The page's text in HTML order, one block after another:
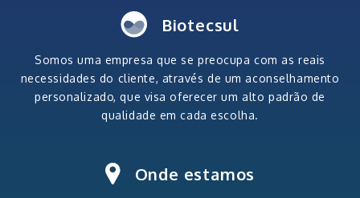
Biotecsul
Somos uma empresa que se preocupa com as reais
necessidades do cliente, através de um aconselhamento
personalizado, que visa oferecer um alto padrão de
qualidade em cada escolha.
Onde estamos